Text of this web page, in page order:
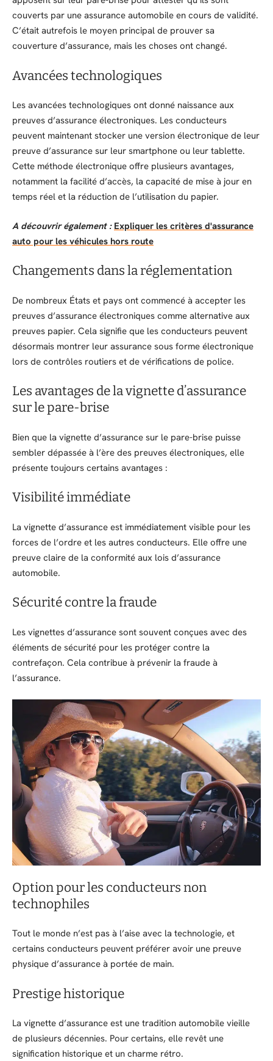
couverts par une assurance automobile en cours de validité.
C’était autrefois le moyen principal de prouver sa
couverture d’assurance, mais les choses ont changé.
Avancées technologiques
Les avancées technologiques ont donné naissance aux
preuves d’assurance électroniques. Les conducteurs
peuvent maintenant stocker une version électronique de leur
preuve d’assurance sur leur smartphone ou leur tablette.
Cette méthode électronique offre plusieurs avantages,
notamment la facilité d’accès, la capacité de mise à jour en
temps réel et la réduction de l’utilisation du papier.
A découvrir également : Expliquer les critères d'assurance
auto pour les véhicules hors route
Changements dans la réglementation
De nombreux États et pays ont commencé à accepter les
preuves d’assurance électroniques comme alternative aux
preuves papier. Cela signifie que les conducteurs peuvent
désormais montrer leur assurance sous forme électronique
lors de contrôles routiers et de vérifications de police.
Les avantages de la vignette d’assurance
sur le pare-brise
Bien que la vignette d’assurance sur le pare-brise puisse
sembler dépassée à l’ère des preuves électroniques, elle
présente toujours certains avantages :
Visibilité immédiate
La vignette d’assurance est immédiatement visible pour les
forces de l’ordre et les autres conducteurs. Elle offre une
preuve claire de la conformité aux lois d’assurance
automobile.
Sécurité contre la fraude
Les vignettes d’assurance sont souvent conçues avec des
éléments de sécurité pour les protéger contre la
contrefaçon. Cela contribue à prévenir la fraude à
l’assurance.
Option pour les conducteurs non
technophiles
Tout le monde n’est pas à l’aise avec la technologie, et
certains conducteurs peuvent préférer avoir une preuve
physique d’assurance à portée de main.
Prestige historique
La vignette d’assurance est une tradition automobile vieille
de plusieurs décennies. Pour certains, elle revêt une
signification historique et un charme rétro.